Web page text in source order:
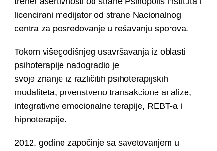
licencirani medijator od strane Nacionalnog
centra za posredovanje u rešavanju sporova.
Tokom višegodišnjeg usavršavanja iz oblasti
psihoterapije nadogradio je
svoje znanje iz različitih psihoterapijskih
modaliteta, prvenstveno transakcione analize,
integrativne emocionalne terapije, REBT-a i
hipnoterapije.
2012. godine započinje sa savetovanjem u